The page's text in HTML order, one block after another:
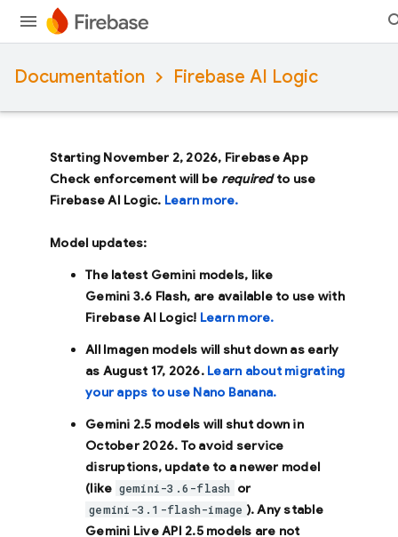
Documentation Firebase AI Logic
Starting November 2, 2026, Firebase App
Check enforcement will be requiredto use
Firebase AI Logic. Learn more.
Model updates:
The latest Gemini models, like
Gemini 3.6 Flash, are available to use with
Firebase AI Logic! Learn more.
All Imagen models will shut down as early
as August 17, 2026. Learn about migrating
your apps to use Nano Banana.
Gemini 2.5 models will shut down in
October 2026. To avoid service
disruptions, update to a newer model
(like gemini-3.6-flash or
gemini-3.1-flash-image ). Any stable
Gemini Live API 2.5 models are not